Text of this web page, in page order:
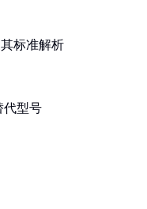
标准解析
代型号